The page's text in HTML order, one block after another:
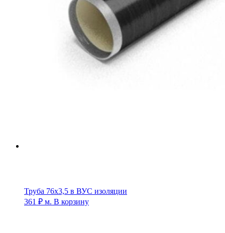
Труба 76х3,5 в ВУС изоляции
361 ₽ м. В корзину